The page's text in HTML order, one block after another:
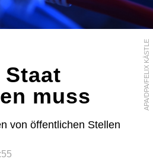
APA/DPA/FELIX KÄSTLE
Staat
muss
von öffentlichen Stellen